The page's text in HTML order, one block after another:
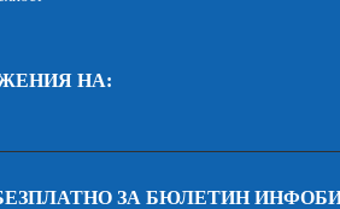
НА:
ЗА БЮЛЕТИН